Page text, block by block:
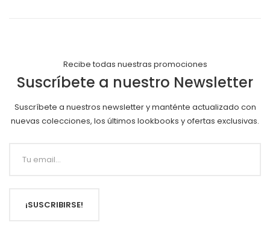
Recibe todas nuestras promociones
Suscríbete a nuestro Newsletter
Suscríbete a nuestros newsletter y manténte actualizado con
nuevas colecciones, los últimos lookbooks y ofertas exclusivas.
¡SUSCRIBIRSE!